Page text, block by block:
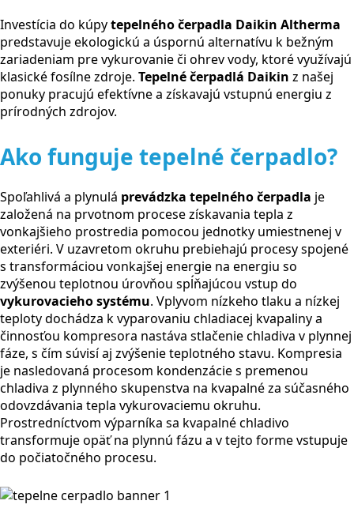
Investícia do kúpytepelného čerpadla Daikin Altherma
predstavuje ekologickú a úspornú alternatívu k bežným
zariadeniam pre vykurovanie či ohrev vody, ktoré využívajú
klasické fosílne zdroje. Tepelné čerpadlá Daikin z našej
ponuky pracujú efektívne a získavajú vstupnú energiu z
prírodných zdrojov.
Ako funguje tepelné čerpadlo?
Spoľahlivá a plynulá prevádzka tepelného čerpadla je
založená na prvotnom procese získavania tepla z
vonkajšieho prostredia pomocou jednotky umiestnenej v
exteriéri. V uzavretom okruhu prebiehajú procesy spojené
s transformáciou vonkajšej energie na energiu so
zvýšenou teplotnou úrovňou spĺňajúcou vstup do
vykurovacieho systému. Vplyvom nízkeho tlaku a nízkej
teploty dochádza k vyparovaniu chladiacej kvapaliny a
činnosťou kompresora nastáva stlačenie chladiva v plynnej
fáze, s čím súvisí aj zvýšenie teplotného stavu. Kompresia
je nasledovaná procesom kondenzácie s premenou
chladiva z plynného skupenstva na kvapalné za súčasného
odovzdávania tepla vykurovaciemu okruhu.
Prostredníctvom výparníka sa kvapalné chladivo
transformuje opäť na plynnú fázu a v tejto forme vstupuje
do počiatočného procesu.